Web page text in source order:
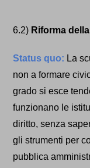
6.2) Riforma
Status quo: La
non a formare
grado si esce
funzionano le
diritto, senza
gli strumenti per
pubblica